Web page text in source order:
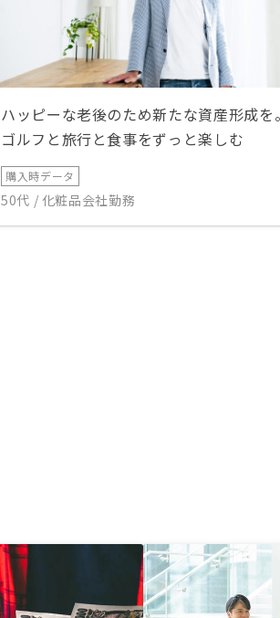
ハッピーな老後のため新たな資産形成を。
ゴルフと旅行と食事をずっと楽しむ
購入時データ
50代 / 化粧品会社勤務